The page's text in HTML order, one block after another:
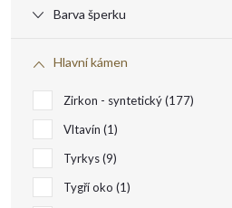
Barva šperku
Hlavní kámen
Zirkon - syntetický 177
Vltavín 1
Tyrkys 9
Tygří oko 1